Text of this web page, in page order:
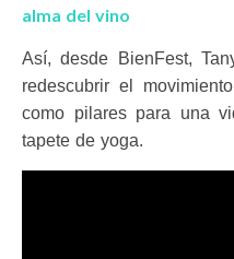
alma del vino
Así, desde BienFest,
redescubrir el
como pilares para una
tapete de yoga.